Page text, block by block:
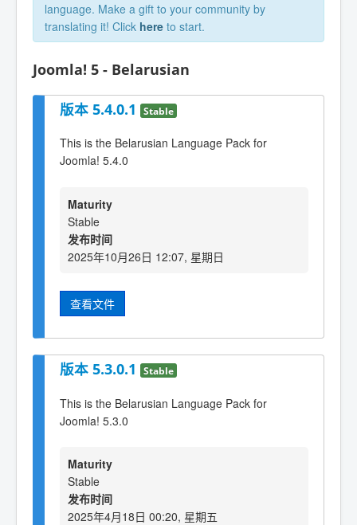
language. Make a gift to your community by
translating it! Click here to start.
Joomla! 5 - Belarusian
版本 5.4.0.1 Stable
This is the Belarusian Language Pack for
Joomla! 5.4.0
Maturity
Stable
发布时间
2025年10月26日 12:07, 星期日
查看文件
版本 5.3.0.1 Stable
This is the Belarusian Language Pack for
Joomla! 5.3.0
Maturity
Stable
发布时间
2025年4月18日 00:20, 星期五